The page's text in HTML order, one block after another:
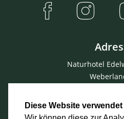
Diese Website
Naturhotel